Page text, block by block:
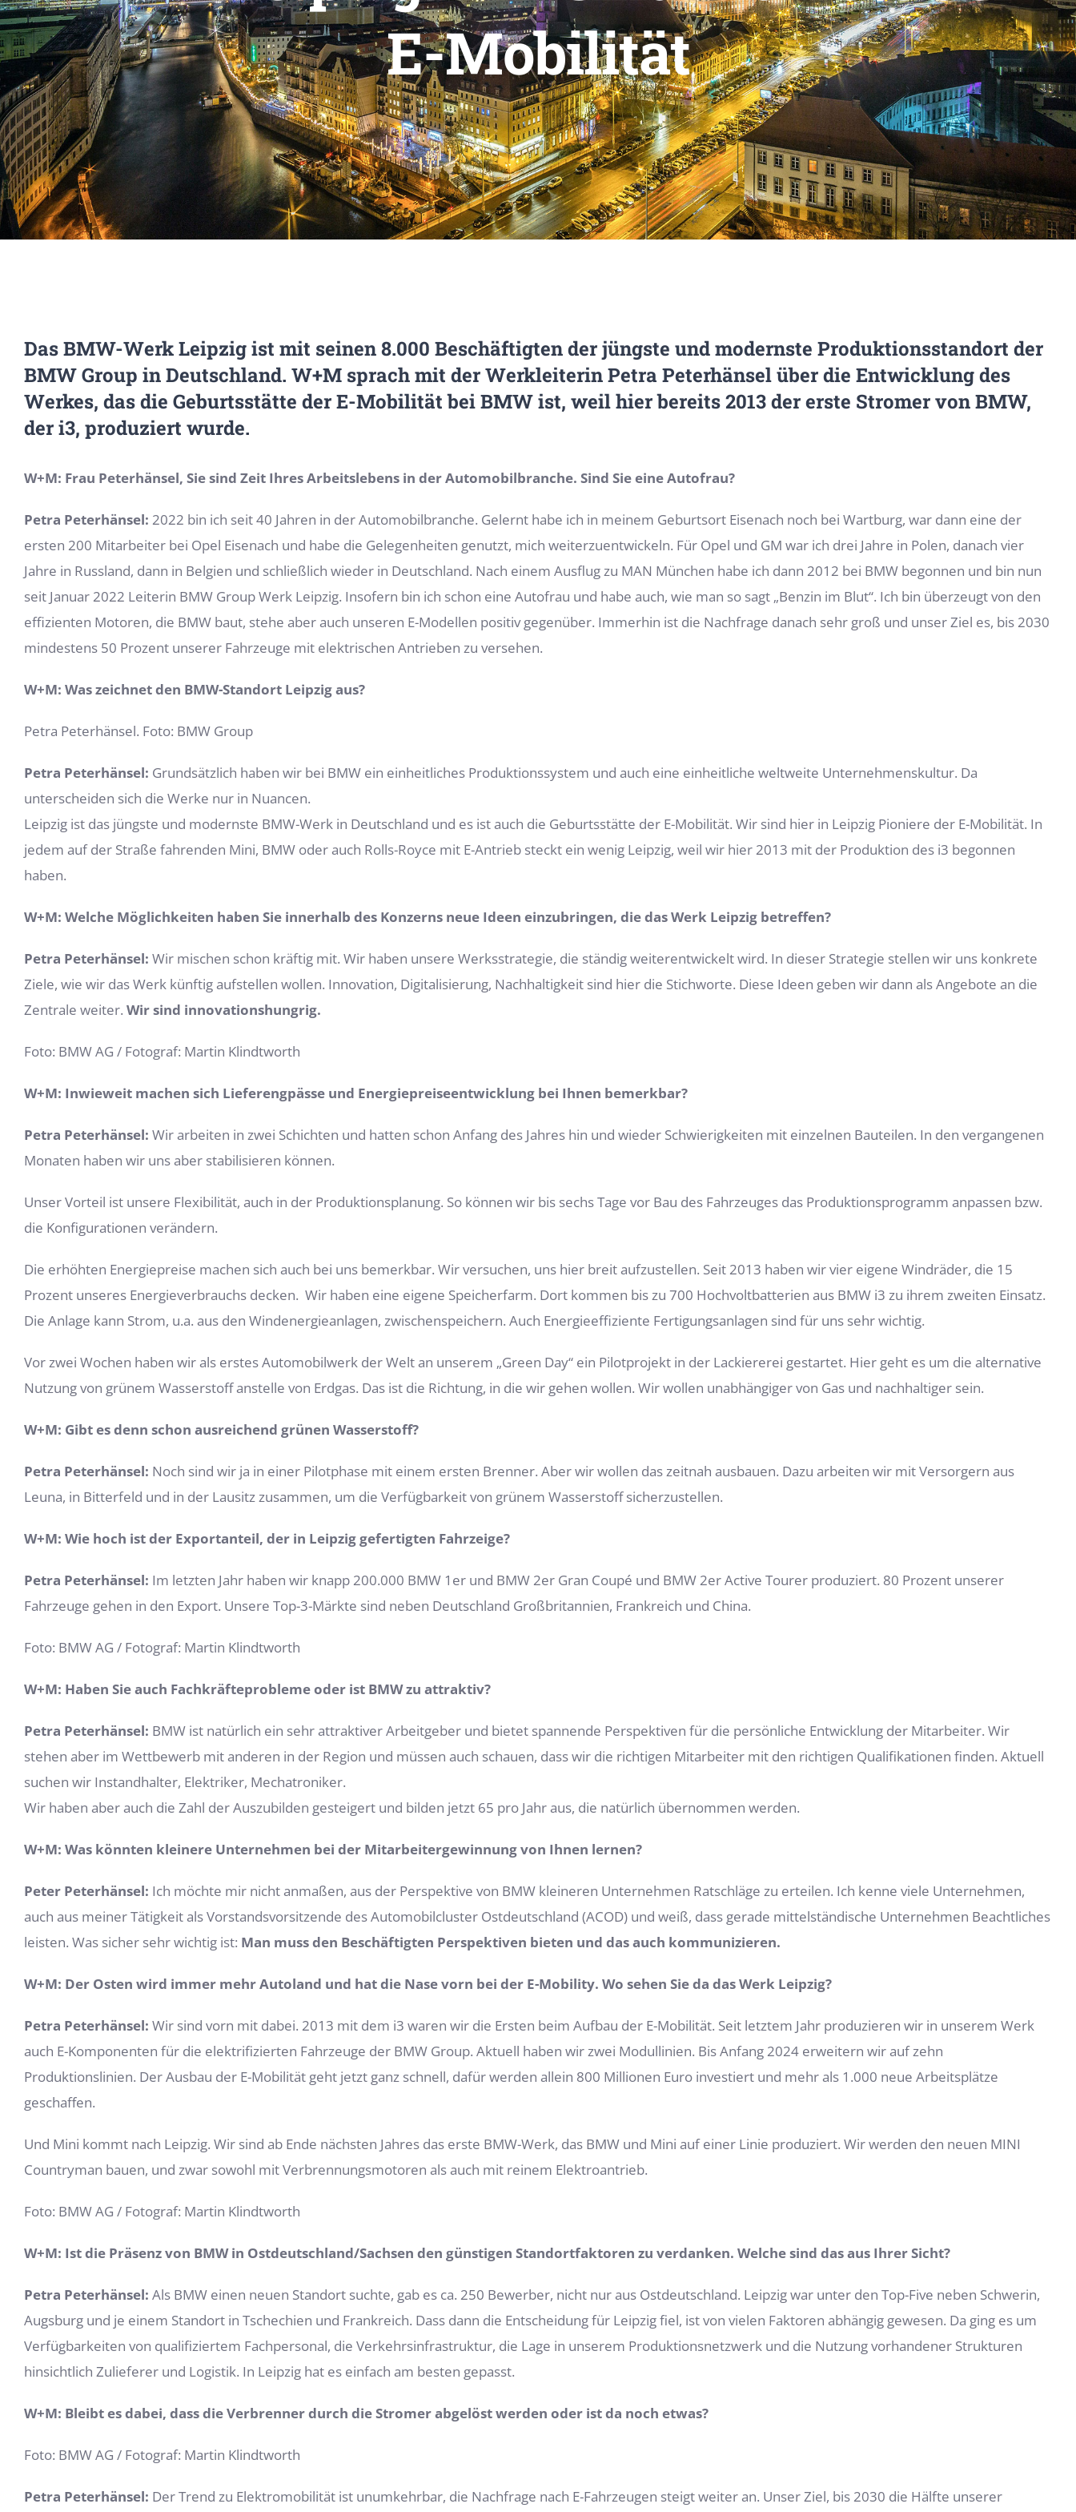
E-Mobilität
Das BMW-Werk Leipzig ist mit seinen 8.000 Beschäftigten der jüngste und modernste Produktionsstandort der
BMW Group in Deutschland. W+M sprach mit der Werkleiterin Petra Peterhänsel über die Entwicklung des
Werkes, das die Geburtsstätte der E-Mobilität bei BMW ist, weil hier bereits 2013 der erste Stromer von BMW,
der i3, produziert wurde.
W+M: Frau Peterhänsel, Sie sind Zeit Ihres Arbeitslebens in der Automobilbranche. Sind Sie eine Autofrau?
Petra Peterhänsel: 2022 bin ich seit 40 Jahren in der Automobilbranche. Gelernt habe ich in meinem Geburtsort Eisenach noch bei Wartburg, war dann eine der
ersten 200 Mitarbeiter bei Opel Eisenach und habe die Gelegenheiten genutzt, mich weiterzuentwickeln. Für Opel und GM war ich drei Jahre in Polen, danach vier
Jahre in Russland, dann in Belgien und schließlich wieder in Deutschland. Nach einem Ausflug zu MAN München habe ich dann 2012 bei BMW begonnen und bin nun
seit Januar 2022 Leiterin BMW Group Werk Leipzig. Insofern bin ich schon eine Autofrau und habe auch, wie man so sagt „Benzin im Blut“. Ich bin überzeugt von den
effizienten Motoren, die BMW baut, stehe aber auch unseren E-Modellen positiv gegenüber. Immerhin ist die Nachfrage danach sehr groß und unser Ziel es, bis 2030
mindestens 50 Prozent unserer Fahrzeuge mit elektrischen Antrieben zu versehen.
W+M: Was zeichnet den BMW-Standort Leipzig aus?
Petra Peterhänsel. Foto: BMW Group
Petra Peterhänsel: Grundsätzlich haben wir bei BMW ein einheitliches Produktionssystem und auch eine einheitliche weltweite Unternehmenskultur. Da
unterscheiden sich die Werke nur in Nuancen.
Leipzig ist das jüngste und modernste BMW-Werk in Deutschland und es ist auch die Geburtsstätte der E-Mobilität. Wir sind hier in Leipzig Pioniere der E-Mobilität. In
jedem auf der Straße fahrenden Mini, BMW oder auch Rolls-Royce mit E-Antrieb steckt ein wenig Leipzig, weil wir hier 2013 mit der Produktion des i3 begonnen
haben.
W+M: Welche Möglichkeiten haben Sie innerhalb des Konzerns neue Ideen einzubringen, die das Werk Leipzig betreffen?
Petra Peterhänsel: Wir mischen schon kräftig mit. Wir haben unsere Werksstrategie, die ständig weiterentwickelt wird. In dieser Strategie stellen wir uns konkrete
Ziele, wie wir das Werk künftig aufstellen wollen. Innovation, Digitalisierung, Nachhaltigkeit sind hier die Stichworte. Diese Ideen geben wir dann als Angebote an die
Zentrale weiter. Wir sind innovationshungrig.
Foto: BMW AG / Fotograf: Martin Klindtworth
W+M: Inwieweit machen sich Lieferengpässe und Energiepreiseentwicklung bei Ihnen bemerkbar?
Petra Peterhänsel: Wir arbeiten in zwei Schichten und hatten schon Anfang des Jahres hin und wieder Schwierigkeiten mit einzelnen Bauteilen. In den vergangenen
Monaten haben wir uns aber stabilisieren können.
Unser Vorteil ist unsere Flexibilität, auch in der Produktionsplanung. So können wir bis sechs Tage vor Bau des Fahrzeuges das Produktionsprogramm anpassen bzw.
die Konfigurationen verändern.
Die erhöhten Energiepreise machen sich auch bei uns bemerkbar. Wir versuchen, uns hier breit aufzustellen. Seit 2013 haben wir vier eigene Windräder, die 15
Prozent unseres Energieverbrauchs decken. Wir haben eine eigene Speicherfarm. Dort kommen bis zu 700 Hochvoltbatterien aus BMW i3 zu ihrem zweiten Einsatz.
Die Anlage kann Strom, u.a. aus den Windenergieanlagen, zwischenspeichern. Auch Energieeffiziente Fertigungsanlagen sind für uns sehr wichtig.
Vor zwei Wochen haben wir als erstes Automobilwerk der Welt an unserem „Green Day“ ein Pilotprojekt in der Lackiererei gestartet. Hier geht es um die alternative
Nutzung von grünem Wasserstoff anstelle von Erdgas. Das ist die Richtung, in die wir gehen wollen. Wir wollen unabhängiger von Gas und nachhaltiger sein.
W+M: Gibt es denn schon ausreichend grünen Wasserstoff?
Petra Peterhänsel: Noch sind wir ja in einer Pilotphase mit einem ersten Brenner. Aber wir wollen das zeitnah ausbauen. Dazu arbeiten wir mit Versorgern aus
Leuna, in Bitterfeld und in der Lausitz zusammen, um die Verfügbarkeit von grünem Wasserstoff sicherzustellen.
W+M: Wie hoch ist der Exportanteil, der in Leipzig gefertigten Fahrzeige?
Petra Peterhänsel: Im letzten Jahr haben wir knapp 200.000 BMW 1er und BMW 2er Gran Coupé und BMW 2er Active Tourer produziert. 80 Prozent unserer
Fahrzeuge gehen in den Export. Unsere Top-3-Märkte sind neben Deutschland Großbritannien, Frankreich und China.
Foto: BMW AG / Fotograf: Martin Klindtworth
W+M: Haben Sie auch Fachkräfteprobleme oder ist BMW zu attraktiv?
Petra Peterhänsel: BMW ist natürlich ein sehr attraktiver Arbeitgeber und bietet spannende Perspektiven für die persönliche Entwicklung der Mitarbeiter. Wir
stehen aber im Wettbewerb mit anderen in der Region und müssen auch schauen, dass wir die richtigen Mitarbeiter mit den richtigen Qualifikationen finden. Aktuell
suchen wir Instandhalter, Elektriker, Mechatroniker.
Wir haben aber auch die Zahl der Auszubilden gesteigert und bilden jetzt 65 pro Jahr aus, die natürlich übernommen werden.
W+M: Was könnten kleinere Unternehmen bei der Mitarbeitergewinnung von Ihnen lernen?
Peter Peterhänsel: Ich möchte mir nicht anmaßen, aus der Perspektive von BMW kleineren Unternehmen Ratschläge zu erteilen. Ich kenne viele Unternehmen,
auch aus meiner Tätigkeit als Vorstandsvorsitzende des Automobilcluster Ostdeutschland (ACOD) und weiß, dass gerade mittelständische Unternehmen Beachtliches
leisten. Was sicher sehr wichtig ist: Man muss den Beschäftigten Perspektiven bieten und das auch kommunizieren.
W+M: Der Osten wird immer mehr Autoland und hat die Nase vorn bei der E-Mobility. Wo sehen Sie da das Werk Leipzig?
Petra Peterhänsel: Wir sind vorn mit dabei. 2013 mit dem i3 waren wir die Ersten beim Aufbau der E-Mobilität. Seit letztem Jahr produzieren wir in unserem Werk
auch E-Komponenten für die elektrifizierten Fahrzeuge der BMW Group. Aktuell haben wir zwei Modullinien. Bis Anfang 2024 erweitern wir auf zehn
Produktionslinien. Der Ausbau der E-Mobilität geht jetzt ganz schnell, dafür werden allein 800 Millionen Euro investiert und mehr als 1.000 neue Arbeitsplätze
geschaffen.
Und Mini kommt nach Leipzig. Wir sind ab Ende nächsten Jahres das erste BMW-Werk, das BMW und Mini auf einer Linie produziert. Wir werden den neuen MINI
Countryman bauen, und zwar sowohl mit Verbrennungsmotoren als auch mit reinem Elektroantrieb.
Foto: BMW AG / Fotograf: Martin Klindtworth
W+M: Ist die Präsenz von BMW in Ostdeutschland/Sachsen den günstigen Standortfaktoren zu verdanken. Welche sind das aus Ihrer Sicht?
Petra Peterhänsel: Als BMW einen neuen Standort suchte, gab es ca. 250 Bewerber, nicht nur aus Ostdeutschland. Leipzig war unter den Top-Five neben Schwerin,
Augsburg und je einem Standort in Tschechien und Frankreich. Dass dann die Entscheidung für Leipzig fiel, ist von vielen Faktoren abhängig gewesen. Da ging es um
Verfügbarkeiten von qualifiziertem Fachpersonal, die Verkehrsinfrastruktur, die Lage in unserem Produktionsnetzwerk und die Nutzung vorhandener Strukturen
hinsichtlich Zulieferer und Logistik. In Leipzig hat es einfach am besten gepasst.
W+M: Bleibt es dabei, dass die Verbrenner durch die Stromer abgelöst werden oder ist da noch etwas?
Foto: BMW AG / Fotograf: Martin Klindtworth
Petra Peterhänsel: Der Trend zu Elektromobilität ist unumkehrbar, die Nachfrage nach E-Fahrzeugen steigt weiter an. Unser Ziel, bis 2030 die Hälfte unserer